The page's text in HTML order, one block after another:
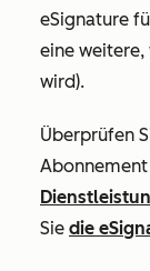
eSignature
eine
wird).
Überprüfen
Sie die